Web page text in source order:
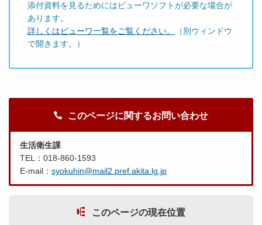
添付資料を見るためにはビューワソフトが必要な場合が
あります。
詳しくはビューワ一覧をご覧ください。
（別ウィンドウ
で開きます。）
このページに関するお問い合わせ
生活衛生課
TEL：018-860-1593
E-mail： syokuhin@mail2.pref.akita.lg.jp
このページの現在位置